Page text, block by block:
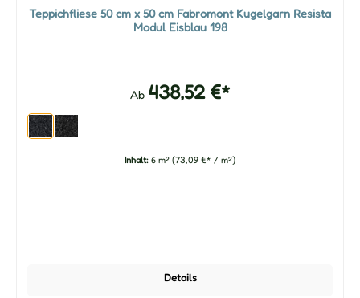
Teppichfliese 50 cm x 50 cm Fabromont Kugelgarn Resista
Modul Eisblau 198
Ab 438,52 €*
Inhalt: 6 m² (73,09 €* / m²)
Details